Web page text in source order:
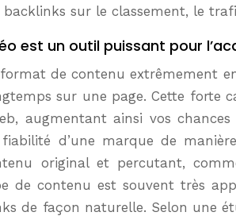
sur le classement, le
est un outil puissant pour
de contenu extrêmement
sur une page. Cette forte
augmentant ainsi vos
fiabilité d’une marque de
original et percutant,
de contenu est souvent très
de façon naturelle. Selon une